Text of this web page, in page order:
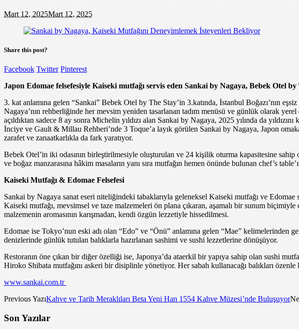
Mart 12, 2025Mart 12, 2025
Share this post?
Facebook Twitter Pinterest
Japon Edomae felsefesiyle Kaiseki mutfağı servis eden Sankai by Nagaya, Bebek Otel
3. kat anlamına gelen “Sankai” Bebek Otel by The Stay’in 3.katında, İstanbul Boğazı’nın
Nagaya’nın rehberliğinde her mevsim yeniden tasarlanan tadım menüsü ve günlük olarak
açıldıktan sadece 8 ay sonra Michelin yıldızı alan Sankai by Nagaya, 2025 yılında da
İnciye ve Gault & Millau Rehberi’nde 3 Toque’a layık görülen Sankai by Nagaya, Japon
zarafet ve zanaatkarlıkla da fark yaratıyor.
Bebek Otel’in iki odasının birleştirilmesiyle oluşturulan ve 24 kişilik oturma kapasitesine
ve boğaz manzarasına hâkim masaların yanı sıra mutfağın hemen önünde bulunan chef’s
Kaiseki Mutfağı & Edomae Felsefesi
Sankai by Nagaya sanat eseri niteliğindeki tabaklarıyla geleneksel Kaiseki mutfağı ve
Kaiseki mutfağı, mevsimsel ve taze malzemeleri ön plana çıkaran, aşamalı bir sunum
malzemenin aromasının karışmadan, kendi özgün lezzetiyle hissedilmesi.
Edomae ise Tokyo’nun eski adı olan “Edo” ve “Önü” anlamına gelen “Mae”
denizlerinde günlük tutulan balıklarla hazırlanan sashimi ve sushi lezzetlerine dönüşüyor.
Restoranın öne çıkan bir diğer özelliği ise, Japonya’da ataerkil bir yapıya sahip olan sushi
Hiroko Shibata mutfağını askeri bir disiplinle yönetiyor. Her sabah kullanacağı balıkları
www.sankai.com.tr
Previous YazıKahve ve Tarih Meraklıları Beta Yeni Han 1554 Kahve Müzesi’nde Buluşuyor
Son Yazılar